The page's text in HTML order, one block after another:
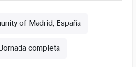
of Madrid, España
completa